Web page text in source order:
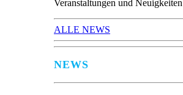
Veranstaltungen und
ALLE NEWS
NEWS